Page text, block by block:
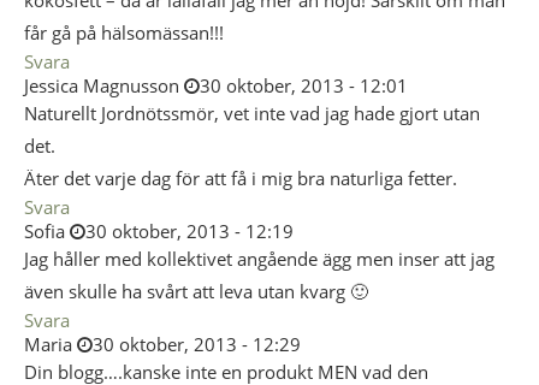
får gå på hälsomässan!!!
Svara
Jessica Magnusson
30 oktober, 2013 - 12:01
Naturellt Jordnötssmör, vet inte vad jag hade gjort utan
det.
Äter det varje dag för att få i mig bra naturliga fetter.
Svara
Sofia
30 oktober, 2013 - 12:19
Jag håller med kollektivet angående ägg men inser att jag
även skulle ha svårt att leva utan kvarg 🙂
Svara
Maria
30 oktober, 2013 - 12:29
Din blogg….kanske inte en produkt MEN vad den